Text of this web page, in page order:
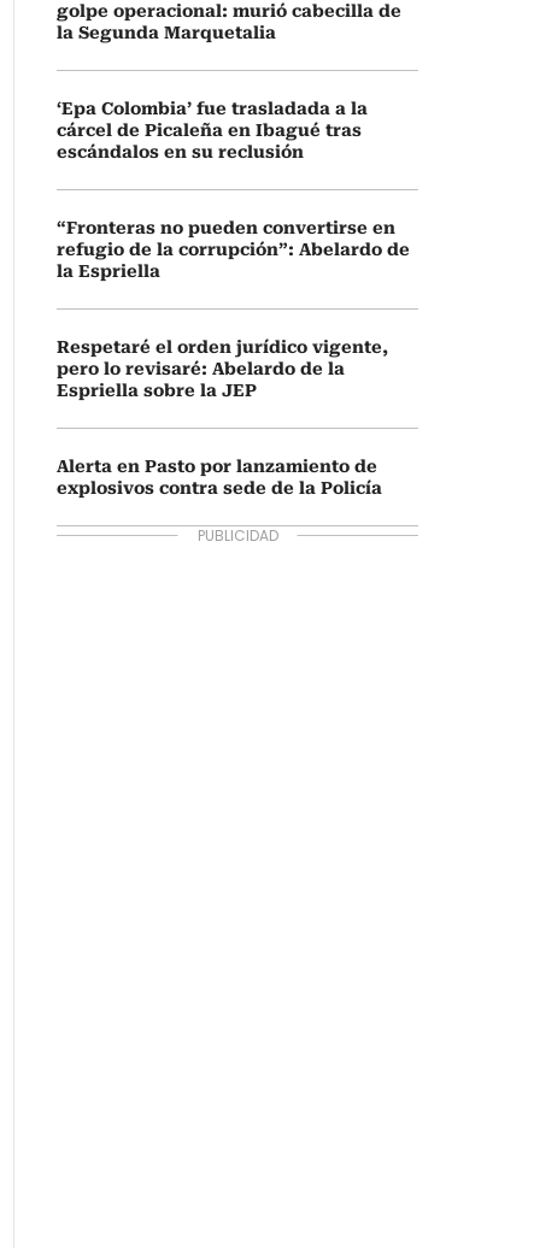
golpe operacional: murió cabecilla de
la Segunda Marquetalia
‘Epa Colombia’ fue trasladada a la
cárcel de Picaleña en Ibagué tras
escándalos en su reclusión
“Fronteras no pueden convertirse en
refugio de la corrupción”: Abelardo de
la Espriella
Respetaré el orden jurídico vigente,
pero lo revisaré: Abelardo de la
Espriella sobre la JEP
Alerta en Pasto por lanzamiento de
explosivos contra sede de la Policía